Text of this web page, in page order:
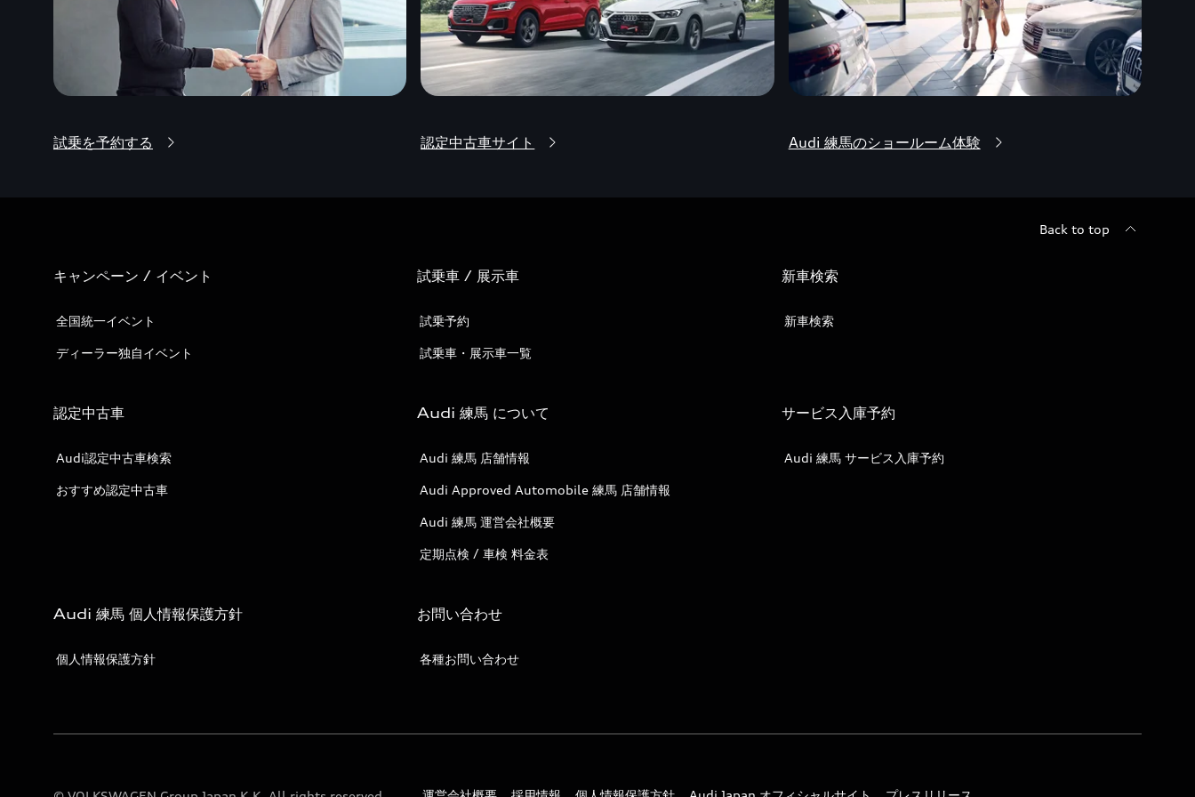
試乗を予約する 認定中古車サイト Audi 練馬のショールーム体験
Back to top
キャンペーン / イベント
全国統一イベント
ディーラー独自イベント
試乗車 / 展示車
試乗予約
試乗車・展示車一覧
新車検索
新車検索
認定中古車
Audi認定中古車検索
おすすめ認定中古車
Audi 練馬 について
Audi 練馬 店舗情報
Audi Approved Automobile 練馬 店舗情報
Audi 練馬 運営会社概要
定期点検 / 車検 料金表
サービス入庫予約
Audi 練馬 サービス入庫予約
Audi 練馬 個人情報保護方針
個人情報保護方針
お問い合わせ
各種お問い合わせ